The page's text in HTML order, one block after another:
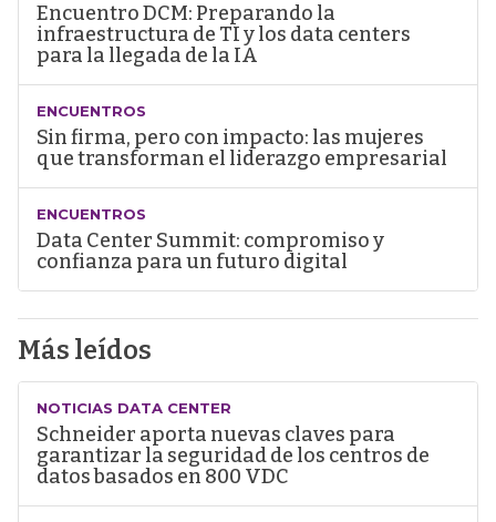
Encuentro DCM: Preparando la
infraestructura de TI y los data centers
para la llegada de la IA
ENCUENTROS
Sin firma, pero con impacto: las mujeres
que transforman el liderazgo empresarial
ENCUENTROS
Data Center Summit: compromiso y
confianza para un futuro digital
Más leídos
NOTICIAS DATA CENTER
Schneider aporta nuevas claves para
garantizar la seguridad de los centros de
datos basados en 800 VDC